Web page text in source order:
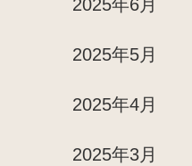
2025年6月
2025年5月
2025年4月
2025年3月